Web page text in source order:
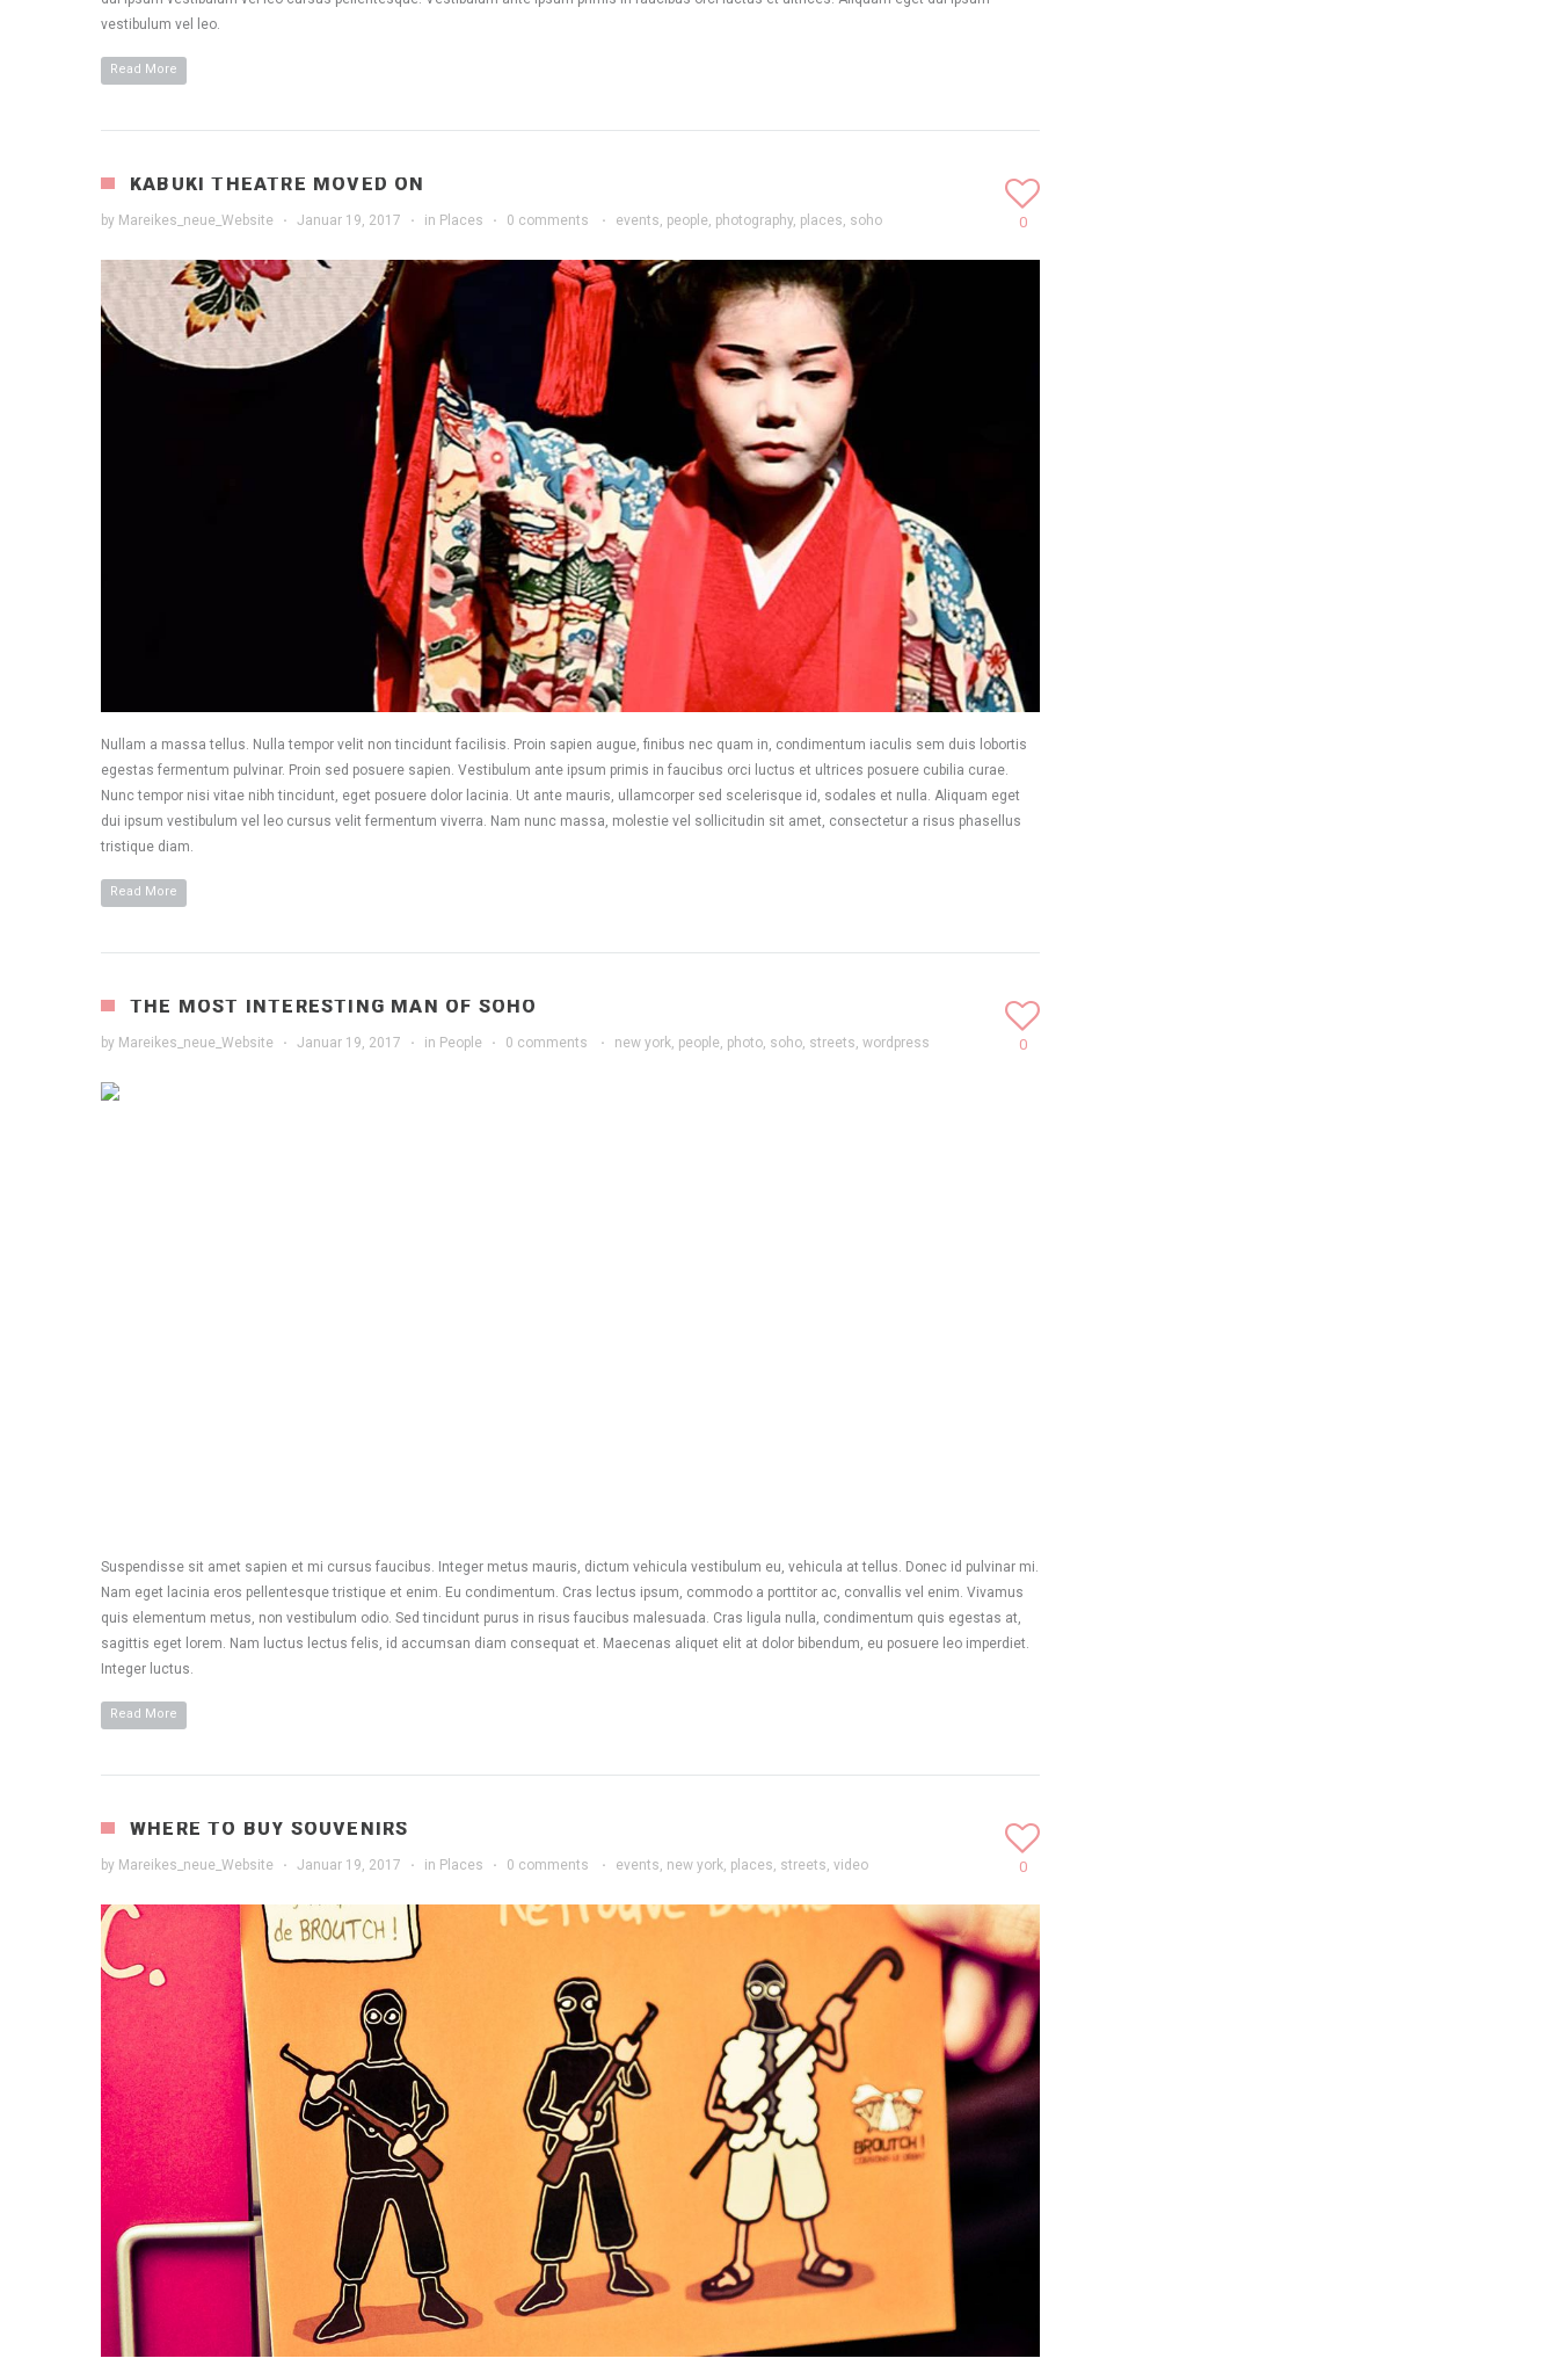
vestibulum vel leo.
Read More
KABUKI THEATRE MOVED ON
by Mareikes_neue_Website · Januar 19, 2017 · in Places · 0 comments · events, people, photography, places, soho 0
Nullam a massa tellus. Nulla tempor velit non tincidunt facilisis. Proin sapien augue, finibus nec quam in, condimentum iaculis sem duis lobortis
egestas fermentum pulvinar. Proin sed posuere sapien. Vestibulum ante ipsum primis in faucibus orci luctus et ultrices posuere cubilia curae.
Nunc tempor nisi vitae nibh tincidunt, eget posuere dolor lacinia. Ut ante mauris, ullamcorper sed scelerisque id, sodales et nulla. Aliquam eget
dui ipsum vestibulum vel leo cursus velit fermentum viverra. Nam nunc massa, molestie vel sollicitudin sit amet, consectetur a risus phasellus
tristique diam.
Read More
THE MOST INTERESTING MAN OF SOHO
by Mareikes_neue_Website · Januar 19, 2017 · in People · 0 comments · new york, people, photo, soho, streets, wordpress 0
Suspendisse sit amet sapien et mi cursus faucibus. Integer metus mauris, dictum vehicula vestibulum eu, vehicula at tellus. Donec id pulvinar mi.
Nam eget lacinia eros pellentesque tristique et enim. Eu condimentum. Cras lectus ipsum, commodo a porttitor ac, convallis vel enim. Vivamus
quis elementum metus, non vestibulum odio. Sed tincidunt purus in risus faucibus malesuada. Cras ligula nulla, condimentum quis egestas at,
sagittis eget lorem. Nam luctus lectus felis, id accumsan diam consequat et. Maecenas aliquet elit at dolor bibendum, eu posuere leo imperdiet.
Integer luctus.
Read More
WHERE TO BUY SOUVENIRS
by Mareikes_neue_Website · Januar 19, 2017 · in Places · 0 comments · events, new york, places, streets, video 0